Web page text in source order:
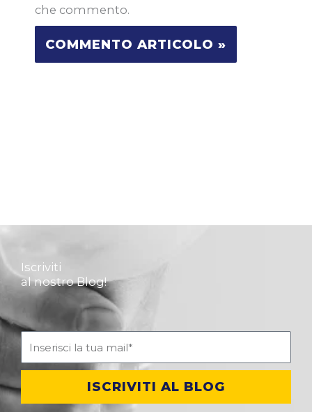
che commento.
Iscriviti
al nostro Blog!
ISCRIVITI AL BLOG